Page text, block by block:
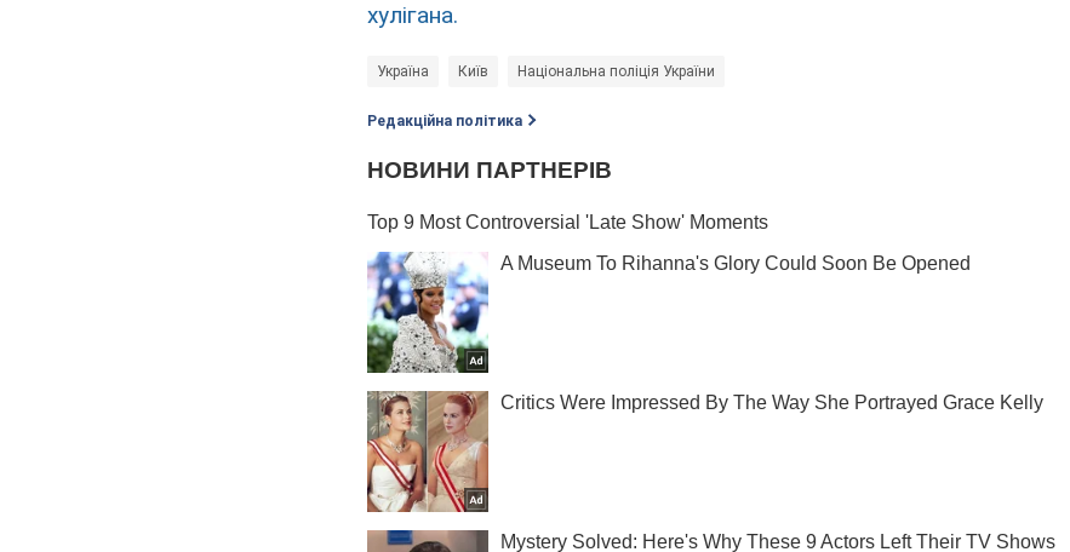
хулігана.
Україна Київ Національна поліція України
Редакційна політика